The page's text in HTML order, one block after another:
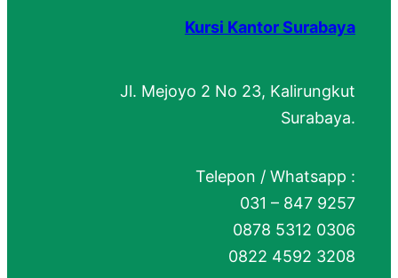
Kursi Kantor Surabaya
Jl. Mejoyo 2 No 23, Kalirungkut
Surabaya.
Telepon / Whatsapp :
031 – 847 9257
0878 5312 0306
0822 4592 3208